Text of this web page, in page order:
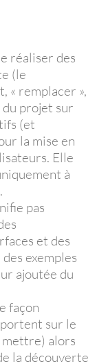
réaliser des
(le
« remplacer »,
projet sur
(et
la mise en
Elle
à
pas
et des
exemples
ajoutée du
façon
sur le
mettre) alors
la découverte